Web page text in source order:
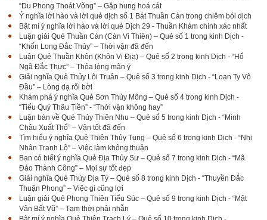
“Du Phong Thoát Võng” – Gặp hung hoá cát
Ý nghĩa lời hào và lời quẻ dịch số 1 Bát Thuần Càn trong chiêm bói dịch
Bật mí ý nghĩa lời hào và lời quẻ Dịch 29 - Thuần Khảm chính xác nhất
Luận giải Quẻ Thuần Càn (Càn Vi Thiên) – Quẻ số 1 trong kinh Dịch -
“Khốn Long Đắc Thủy” – Thời vận đã đến
Luận Quẻ Thuần Khôn (Khôn Vi Địa) – Quẻ số 2 trong kinh Dịch - “Hổ
Ngã Đắc Thực” – Thỏa lòng mãn ý
Giải nghĩa Quẻ Thủy Lôi Truân – Quẻ số 3 trong kinh Dịch - “Loạn Ty Vô
Đầu” – Lòng dạ rối bời
Khám phá ý nghĩa Quẻ Sơn Thủy Mông – Quẻ số 4 trong kinh Dịch -
“Tiểu Quỷ Thâu Tiền” - “Thời vận không hay”
Luận bàn về Quẻ Thủy Thiên Nhu – Quẻ số 5 trong kinh Dịch - “Minh
Châu Xuất Thổ” – Vận tốt đã đến
Tìm hiểu ý nghĩa Quẻ Thiên Thủy Tụng – Quẻ số 6 trong kinh Dịch - “Nhị
Nhân Tranh Lộ” – Việc làm không thuận
Bạn có biết ý nghĩa Quẻ Địa Thủy Sư – Quẻ số 7 trong kinh Dịch - “Mã
Đáo Thành Công” – Mọi sự tốt đẹp
Giải nghĩa Quẻ Thủy Địa Tỷ – Quẻ số 8 trong kinh Dịch - “Thuyền Đắc
Thuận Phong” – Việc gì cũng lợi
Luận giải Quẻ Phong Thiên Tiểu Súc – Quẻ số 9 trong kinh Dịch - “Mật
Vân Bất Vũ” – Tạm thời phải nhẫn